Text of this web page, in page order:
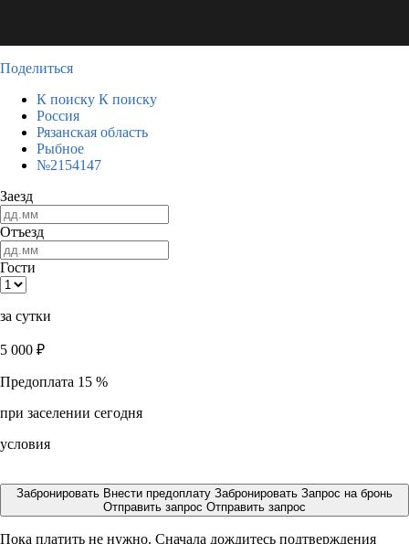
Поделиться
К поиску К поиску
Россия
Рязанская область
Рыбное
№2154147
Заезд
Отъезд
Гости
за сутки
5 000 ₽
Предоплата 15 %
при заселении сегодня
условия
Забронировать Внести предоплату Забронировать Запрос на бронь
Отправить запрос Отправить запрос
Пока платить не нужно. Сначала дождитесь подтверждения